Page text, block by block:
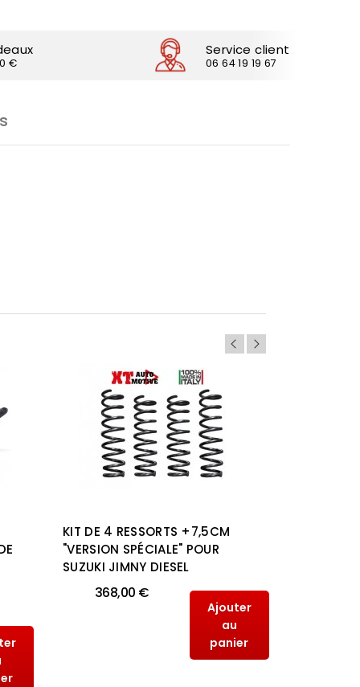
€
Service client
06 64 19 19 67
KIT DE 4 RESSORTS +7,5CM
"VERSION SPÉCIALE" POUR
SUZUKI JIMNY DIESEL
368,00 €
Ajouter
au
panier